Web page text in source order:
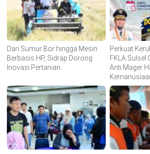
Dari Sumur Bor hingga Mesin
Berbasis HP, Sidrap Dorong
Inovasi Pertanian
Perkuat
FKLA Sulsel
Anti Mager